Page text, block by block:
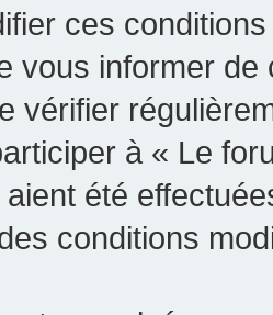
ces
vous informer
vérifier
à « Le
été
conditions